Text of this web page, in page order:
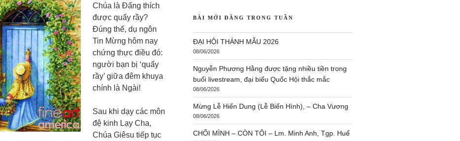
Chúa là Đấng thích
được quấy rầy?
Đúng thế, dụ ngôn
Tin Mừng hôm nay
chứng thực điều đó:
người bạn bị ‘quấy
rầy’ giữa đêm khuya
chính là Ngài!
Sau khi dạy các môn
đệ kinh Lạy Cha,
Chúa Giêsu tiếp tục
BÀI MỚI ĐĂNG TRONG TUẦN
ĐẠI HỘI THÁNH MẪU 2026
08/06/2026
Nguyễn Phương Hằng được tặng nhiều tiền trong
buổi livestream, đại biểu Quốc Hội thắc mắc
08/06/2026
Mừng Lễ Hiển Dung (Lễ Biến Hình), – Cha Vương
08/06/2026
CHỐI MÌNH – CÒN TÔI – Lm. Minh Anh, Tgp. Huế